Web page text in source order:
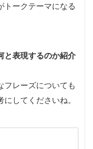
トークテーマになる
と表現するのか紹介
フレーズについても
してくださいね。